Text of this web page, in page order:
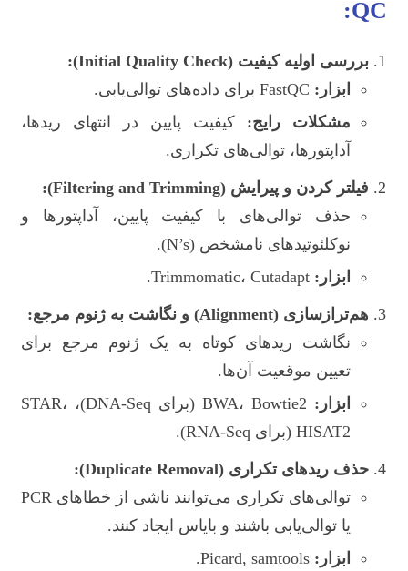
QC:
بررسی اولیه کیفیت (Initial Quality Check):
ابزار:
مشکلات رایج: کیفیت پایین در انتهای ریدها،
آداپتورها، توالی‌های تکراری.
فیلتر کردن و پیرایش (Filtering and Trimming):
حذف توالی‌های با کیفیت پایین، آداپتورها و
نوکلئوتیدهای نامشخص (N’s).
ابزار:
هم‌ترازسازی (Alignment) و نگاشت به ژنوم مرجع:
نگاشت ریدهای کوتاه به یک ژنوم مرجع برای
تعیین موقعیت آن‌ها.
ابزار:
BWA، Bowtie2 (برای DNA-Seq)، STAR،
HISAT2 (برای RNA-Seq).
حذف ریدهای تکراری (Duplicate Removal):
توالی‌های تکراری می‌توانند ناشی از خطاهای PCR
یا توالی‌یابی باشند و بایاس ایجاد کنند.
ابزار: